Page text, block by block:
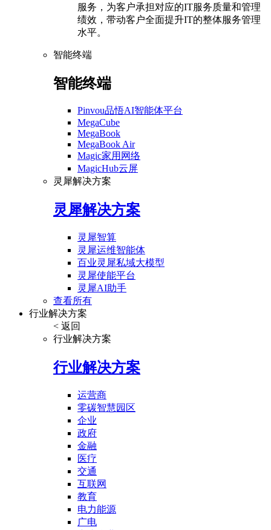
服务，为客户承担对应的IT服务质量和管理
绩效，带动客户全面提升IT的整体服务管理
水平。
智能终端
智能终端
Pinvou品悟AI智能体平台
MegaCube
MegaBook
MegaBook Air
Magic家用网络
MagicHub云屏
灵犀解决方案
灵犀解决方案
灵犀智算
灵犀运维智能体
百业灵犀私域大模型
灵犀使能平台
灵犀AI助手
查看所有
行业解决方案
< 返回
行业解决方案
行业解决方案
运营商
零碳智慧园区
企业
政府
金融
医疗
交通
互联网
教育
电力能源
广电